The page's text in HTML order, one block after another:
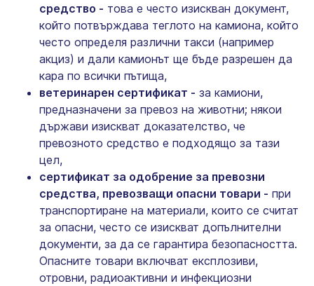
средство - това е често изискван документ,
който потвърждава теглото на камиона, който
често определя различни такси (например
акциз) и дали камионът ще бъде разрешен да
кара по всички пътища,
ветеринарен сертификат - за камиони,
предназначени за превоз на животни; някои
държави изискват доказателство, че
превозното средство е подходящо за тази
цел,
сертификат за одобрение за превозни
средства, превозващи опасни товари - при
транспортиране на материали, които се считат
за опасни, често се изискват допълнителни
документи, за да се гарантира безопасността.
Опасните товари включват експлозиви,
отровни, радиоактивни и инфекциозни